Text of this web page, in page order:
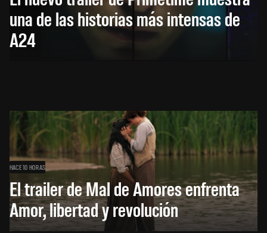
una de las historias más intensas de
A24
HACE 10 HORAS
El trailer de Mal de Amores enfrenta
Amor, libertad y revolución